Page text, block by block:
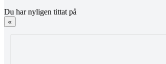
Du har nyligen tittat på
«